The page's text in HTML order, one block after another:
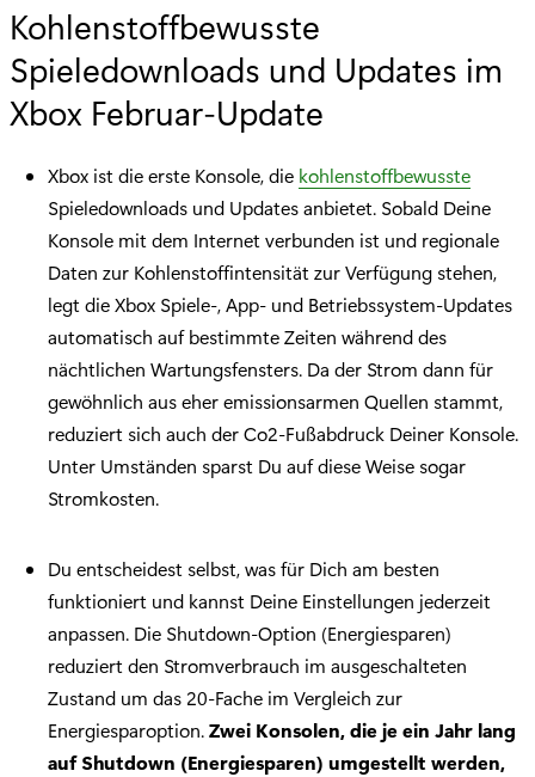
Kohlenstoffbewusste
Spieledownloads und Updates im
Xbox Februar-Update
Xbox ist die erste Konsole, die kohlenstoffbewusste
Spieledownloads und Updates anbietet. Sobald Deine
Konsole mit dem Internet verbunden ist und regionale
Daten zur Kohlenstoffintensität zur Verfügung stehen,
legt die Xbox Spiele-, App- und Betriebssystem-Updates
automatisch auf bestimmte Zeiten während des
nächtlichen Wartungsfensters. Da der Strom dann für
gewöhnlich aus eher emissionsarmen Quellen stammt,
reduziert sich auch der Co2-Fußabdruck Deiner Konsole.
Unter Umständen sparst Du auf diese Weise sogar
Stromkosten.
Du entscheidest selbst, was für Dich am besten
funktioniert und kannst Deine Einstellungen jederzeit
anpassen. Die Shutdown-Option (Energiesparen)
reduziert den Stromverbrauch im ausgeschalteten
Zustand um das 20-Fache im Vergleich zur
Energiesparoption.Zwei Konsolen, die je ein Jahr lang
auf Shutdown (Energiesparen) umgestellt werden,